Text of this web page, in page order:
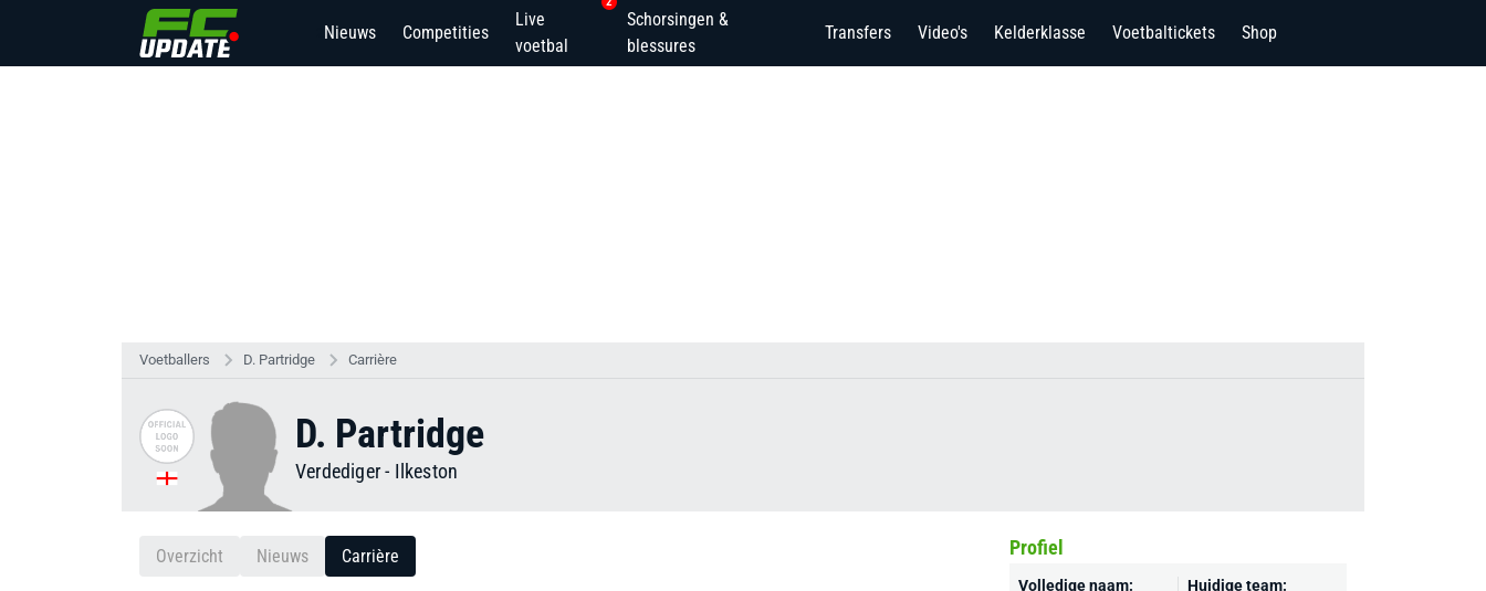
Nieuws Competities
Live
voetbal
Schorsingen &
blessures
Transfers Video's Kelderklasse Voetbaltickets Shop
Voetballers D. Partridge Carrière
D. Partridge
Verdediger- Ilkeston
Overzicht Nieuws Carrière Profiel
Volledige naam:
Huidige team: